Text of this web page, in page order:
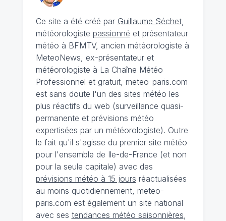
Ce site a été créé par Guillaume Séchet,
météorologiste passionné et présentateur
météo à BFMTV, ancien météorologiste à
MeteoNews, ex-présentateur et
météorologiste à La Chaîne Météo
Professionnel et gratuit, meteo-paris.com
est sans doute l'un des sites météo les
plus réactifs du web (surveillance quasi-
permanente et prévisions météo
expertisées par un météorologiste). Outre
le fait qu'il s'agisse du premier site météo
pour l'ensemble de Ile-de-France (et non
pour la seule capitale) avec des
prévisions météo à 15 jours réactualisées
au moins quotidiennement, meteo-
paris.com est également un site national
avec ses tendances météo saisonnières,